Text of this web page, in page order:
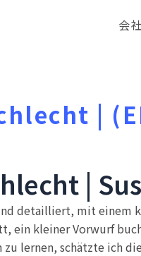
会
|
|
detailliert, mit einem
kleiner Vorwurf
lernen, schätzte ich